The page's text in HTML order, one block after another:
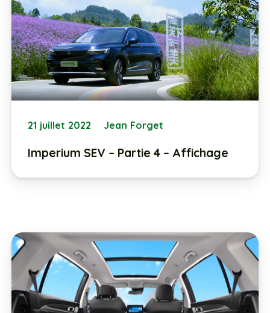
21 juillet 2022 Jean Forget
Imperium SEV – Partie 4 – Affichage